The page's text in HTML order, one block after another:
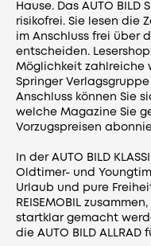
Hause. Das AUTO BILD
risikofrei. Sie lesen die
im Anschluss frei über
entscheiden.
Möglichkeit zahlreiche
Springer
Anschluss können Sie
welche Magazine Sie
Vorzugspreisen
In der AUTO BILD
Oldtimer- und
Urlaub und pure
REISEMOBIL
startklar gemacht
die AUTO BILD ALLRAD